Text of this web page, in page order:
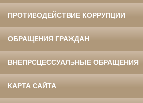
ПРОТИВОДЕЙСТВИЕ КОРРУПЦИИ
ОБРАЩЕНИЯ ГРАЖДАН
ВНЕПРОЦЕССУАЛЬНЫЕ ОБРАЩЕНИЯ
КАРТА САЙТА